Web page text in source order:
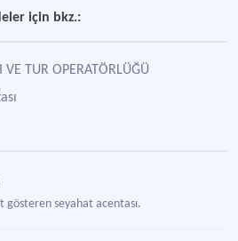
için bkz.:
VE TUR OPERATÖRLÜĞÜ
gösteren seyahat acentası.